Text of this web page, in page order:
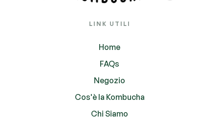
LINK UTILI
Home
FAQs
Negozio
Cos'è la Kombucha
Chi Siamo